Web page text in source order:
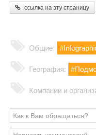
ссылка на эту страницу
Общие:
География:
Компании и